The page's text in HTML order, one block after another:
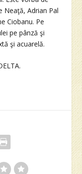
Neaţă, Adrian Pal
Ciobanu. Pe
pe pânză şi
şi acuarelă.